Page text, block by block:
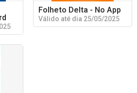
Folheto Delta - No App
Válido até dia 25/05/2025